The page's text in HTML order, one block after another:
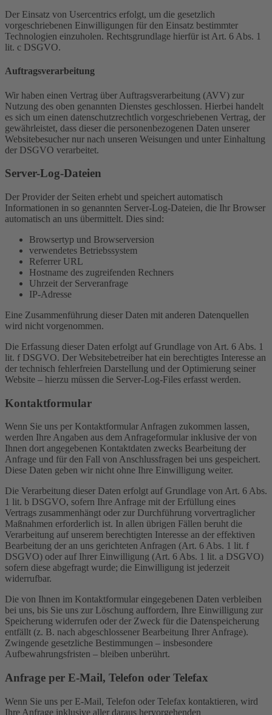
Der Einsatz von Usercentrics erfolgt, um die gesetzlich
vorgeschriebenen Einwilligungen für den Einsatz bestimmter
Technologien einzuholen. Rechtsgrundlage hierfür ist Art. 6 Abs. 1
lit. c DSGVO.
Auftragsverarbeitung
Wir haben einen Vertrag über Auftragsverarbeitung (AVV) zur
Nutzung des oben genannten Dienstes geschlossen. Hierbei handelt
es sich um einen datenschutzrechtlich vorgeschriebenen Vertrag, der
gewährleistet, dass dieser die personenbezogenen Daten unserer
Websitebesucher nur nach unseren Weisungen und unter Einhaltung
der DSGVO verarbeitet.
Server-Log-Dateien
Der Provider der Seiten erhebt und speichert automatisch
Informationen in so genannten Server-Log-Dateien, die Ihr Browser
automatisch an uns übermittelt. Dies sind:
Browsertyp und Browserversion
verwendetes Betriebssystem
Referrer URL
Hostname des zugreifenden Rechners
Uhrzeit der Serveranfrage
IP-Adresse
Eine Zusammenführung dieser Daten mit anderen Datenquellen
wird nicht vorgenommen.
Die Erfassung dieser Daten erfolgt auf Grundlage von Art. 6 Abs. 1
lit. f DSGVO. Der Websitebetreiber hat ein berechtigtes Interesse an
der technisch fehlerfreien Darstellung und der Optimierung seiner
Website – hierzu müssen die Server-Log-Files erfasst werden.
Kontaktformular
Wenn Sie uns per Kontaktformular Anfragen zukommen lassen,
werden Ihre Angaben aus dem Anfrageformular inklusive der von
Ihnen dort angegebenen Kontaktdaten zwecks Bearbeitung der
Anfrage und für den Fall von Anschlussfragen bei uns gespeichert.
Diese Daten geben wir nicht ohne Ihre Einwilligung weiter.
Die Verarbeitung dieser Daten erfolgt auf Grundlage von Art. 6 Abs.
1 lit. b DSGVO, sofern Ihre Anfrage mit der Erfüllung eines
Vertrags zusammenhängt oder zur Durchführung vorvertraglicher
Maßnahmen erforderlich ist. In allen übrigen Fällen beruht die
Verarbeitung auf unserem berechtigten Interesse an der effektiven
Bearbeitung der an uns gerichteten Anfragen (Art. 6 Abs. 1 lit. f
DSGVO) oder auf Ihrer Einwilligung (Art. 6 Abs. 1 lit. a DSGVO)
sofern diese abgefragt wurde; die Einwilligung ist jederzeit
widerrufbar.
Die von Ihnen im Kontaktformular eingegebenen Daten verbleiben
bei uns, bis Sie uns zur Löschung auffordern, Ihre Einwilligung zur
Speicherung widerrufen oder der Zweck für die Datenspeicherung
entfällt (z. B. nach abgeschlossener Bearbeitung Ihrer Anfrage).
Zwingende gesetzliche Bestimmungen – insbesondere
Aufbewahrungsfristen – bleiben unberührt.
Anfrage per E-Mail, Telefon oder Telefax
Wenn Sie uns per E-Mail, Telefon oder Telefax kontaktieren, wird
Ihre Anfrage inklusive aller daraus hervorgehenden